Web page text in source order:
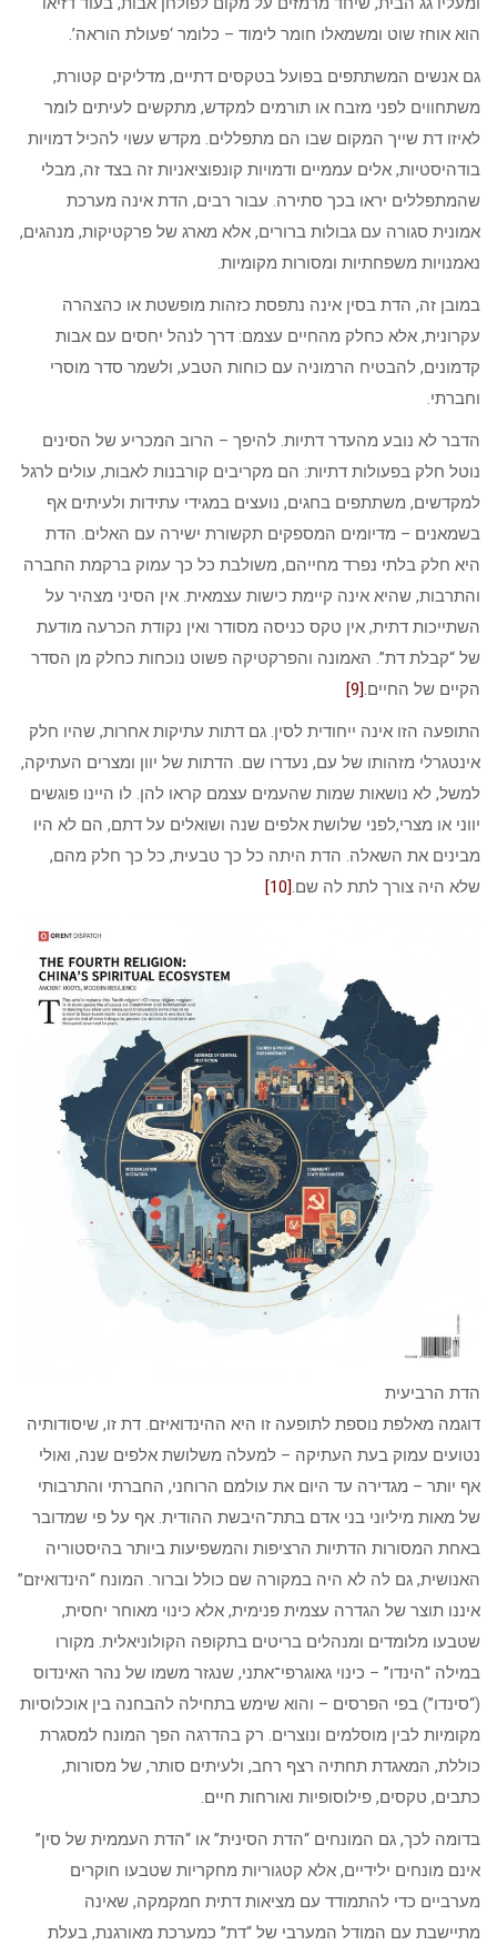
הוא אוחז שוט ומשמאלו חומר לימוד – כלומר ‘פעולת הוראה’.
גם אנשים המשתתפים בפועל בטקסים דתיים, מדליקים קטורת,
משתחווים לפני מזבח או תורמים למקדש, מתקשים לעיתים לומר
לאיזו דת שייך המקום שבו הם מתפללים. מקדש עשוי להכיל דמויות
בודהיסטיות, אלים עממיים ודמויות קונפוציאניות זה בצד זה, מבלי
שהמתפללים יראו בכך סתירה. עבור רבים, הדת אינה מערכת
אמונית סגורה עם גבולות ברורים, אלא מארג של פרקטיקות, מנהגים,
נאמנויות משפחתיות ומסורות מקומיות.
במובן זה, הדת בסין אינה נתפסת כזהות מופשטת או כהצהרה
עקרונית, אלא כחלק מהחיים עצמם: דרך לנהל יחסים עם אבות
קדמונים, להבטיח הרמוניה עם כוחות הטבע, ולשמר סדר מוסרי
וחברתי.
הדבר לא נובע מהעדר דתיות. להיפך – הרוב המכריע של הסינים
נוטל חלק בפעולות דתיות: הם מקריבים קורבנות לאבות, עולים לרגל
למקדשים, משתתפים בחגים, נועצים במגידי עתידות ולעיתים אף
בשמאנים – מדיומים המספקים תקשורת ישירה עם האלים. הדת
היא חלק בלתי נפרד מחייהם, משולבת כל כך עמוק ברקמת החברה
והתרבות, שהיא אינה קיימת כישות עצמאית. אין הסיני מצהיר על
השתייכות דתית, אין טקס כניסה מסודר ואין נקודת הכרעה מודעת
של “קבלת דת”. האמונה והפרקטיקה פשוט נוכחות כחלק מן הסדר
הקיים של החיים.[9]
התופעה הזו אינה ייחודית לסין. גם דתות עתיקות אחרות, שהיו חלק
אינטגרלי מזהותו של עם, נעדרו שם. הדתות של יוון ומצרים העתיקה,
למשל, לא נושאות שמות שהעמים עצמם קראו להן. לו היינו פוגשים
יווני או מצרי,לפני שלושת אלפים שנה ושואלים על דתם, הם לא היו
מבינים את השאלה. הדת היתה כל כך טבעית, כל כך חלק מהם,
שלא היה צורך לתת לה שם.[10]
הדת הרביעית
דוגמה מאלפת נוספת לתופעה זו היא ההינדואיזם. דת זו, שיסודותיה
נטועים עמוק בעת העתיקה – למעלה משלושת אלפים שנה, ואולי
אף יותר – מגדירה עד היום את עולמם הרוחני, החברתי והתרבותי
של מאות מיליוני בני אדם בתת־היבשת ההודית. אף על פי שמדובר
באחת המסורות הדתיות הרציפות והמשפיעות ביותר בהיסטוריה
האנושית, גם לה לא היה במקורה שם כולל וברור. המונח “הינדואיזם”
איננו תוצר של הגדרה עצמית פנימית, אלא כינוי מאוחר יחסית,
שטבעו מלומדים ומנהלים בריטים בתקופה הקולוניאלית. מקורו
במילה “הינדו” – כינוי גאוגרפי־אתני, שנגזר משמו של נהר האינדוס
(“סינדו”) בפי הפרסים – והוא שימש בתחילה להבחנה בין אוכלוסיות
מקומיות לבין מוסלמים ונוצרים. רק בהדרגה הפך המונח למסגרת
כוללת, המאגדת תחתיה רצף רחב, ולעיתים סותר, של מסורות,
כתבים, טקסים, פילוסופיות ואורחות חיים.
בדומה לכך, גם המונחים “הדת הסינית” או “הדת העממית של סין”
אינם מונחים ילידיים, אלא קטגוריות מחקריות שטבעו חוקרים
מערביים כדי להתמודד עם מציאות דתית חמקמקה, שאינה
מתיישבת עם המודל המערבי של “דת” כמערכת מאורגנת, בעלת